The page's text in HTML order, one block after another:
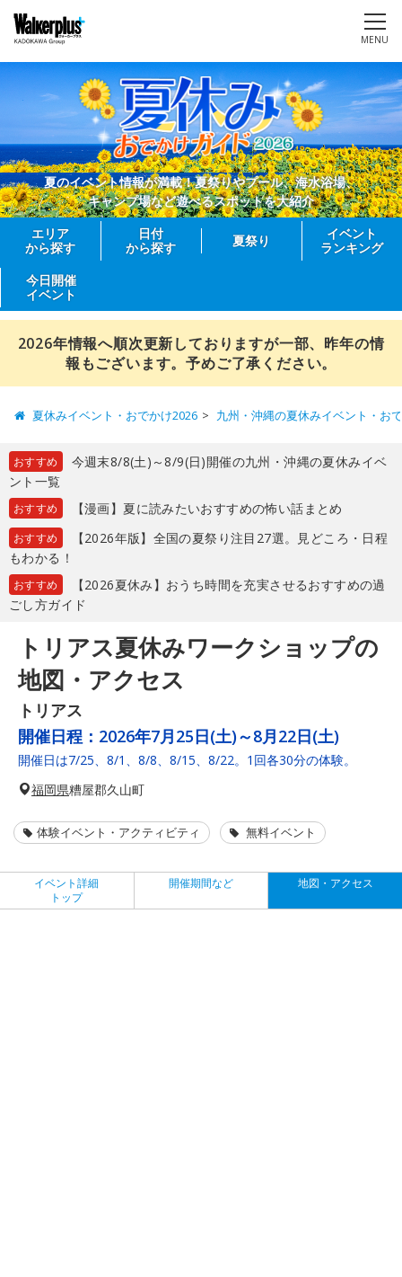
MENU
夏のイベント情報が満載！夏祭りやプール、海水浴場、
キャンプ場など遊べるスポットを大紹介
エリア
から探す
日付
から探す
夏祭り
イベント
ランキング
今日開催
イベント
2026年情報へ順次更新しておりますが一部、昨年の情
報もございます。予めご了承ください。
夏休みイベント・おでかけ2026 九州・沖縄の夏休みイベント・お
おすすめ
今週末8/8(土)～8/9(日)開催の九州・沖縄の夏休みイベ
ント一覧
おすすめ 【漫画】夏に読みたいおすすめの怖い話まとめ
おすすめ
【2026年版】全国の夏祭り注目27選。見どころ・日程
もわかる！
おすすめ
【2026夏休み】おうち時間を充実させるおすすめの過
ごし方ガイド
トリアス夏休みワークショップの
地図・アクセス
トリアス
開催日程： 2026年7月25日(土)～8月22日(土)
開催日は7/25、8/1、8/8、8/15、8/22。1回各30分の体験。
福岡県糟屋郡久山町
体験イベント・アクティビティ 無料イベント
イベント詳細
トップ
開催期間など 地図・アクセス